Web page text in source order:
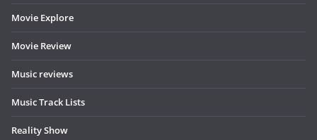
Movie Explore
Movie Review
Music reviews
Music Track Lists
Reality Show